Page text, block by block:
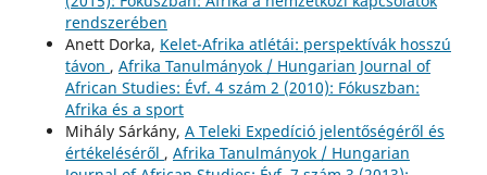
rendszerében
Anett Dorka, Kelet-Afrika atlétái: perspektívák hosszú
távon , Afrika Tanulmányok / Hungarian Journal of
African Studies: Évf. 4 szám 2 (2010): Fókuszban:
Afrika és a sport
Mihály Sárkány, A Teleki Expedíció jelentőségéről és
értékeléséről , Afrika Tanulmányok / Hungarian